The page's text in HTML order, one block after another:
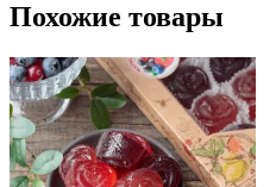
Похожие товары